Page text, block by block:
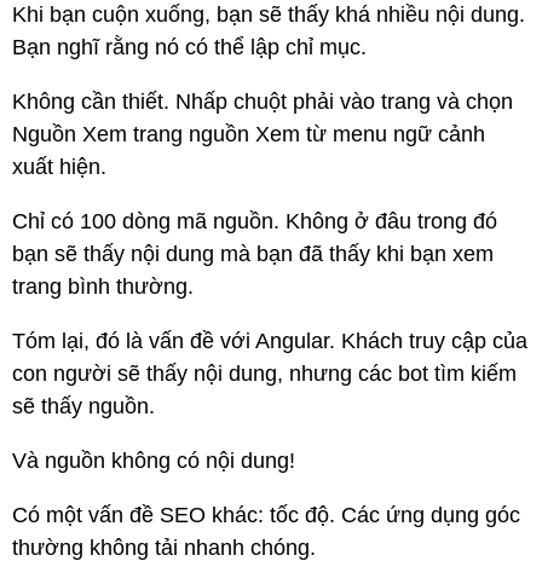
Khi bạn cuộn xuống, bạn sẽ thấy khá nhiều nội dung.
Bạn nghĩ rằng nó có thể lập chỉ mục.
Không cần thiết. Nhấp chuột phải vào trang và chọn
Nguồn Xem trang nguồn Xem từ menu ngữ cảnh
xuất hiện.
Chỉ có 100 dòng mã nguồn. Không ở đâu trong đó
bạn sẽ thấy nội dung mà bạn đã thấy khi bạn xem
trang bình thường.
Tóm lại, đó là vấn đề với Angular. Khách truy cập của
con người sẽ thấy nội dung, nhưng các bot tìm kiếm
sẽ thấy nguồn.
Và nguồn không có nội dung!
Có một vấn đề SEO khác: tốc độ. Các ứng dụng góc
thường không tải nhanh chóng.